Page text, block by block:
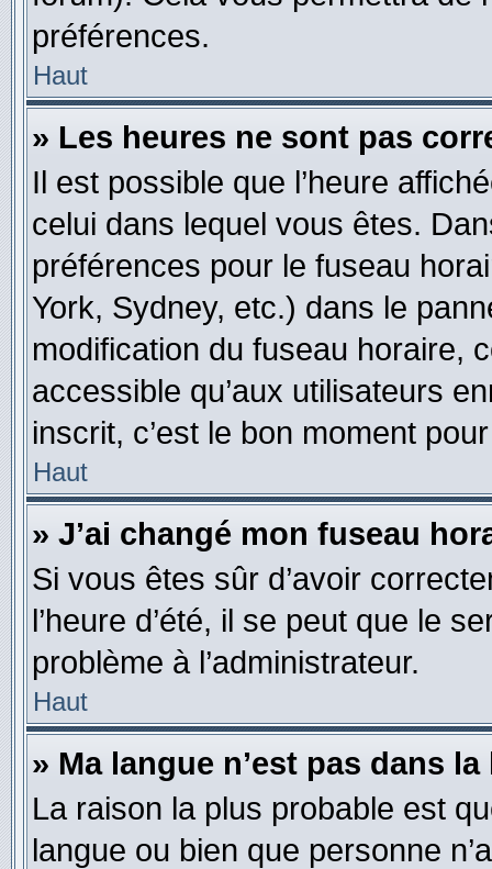
préférences.
Haut
» Les heures ne sont pas
Il est possible que l’heure
celui dans lequel vous êtes.
préférences pour le fuseau
York, Sydney, etc.) dans le
modification du fuseau horaire,
accessible qu’aux utilisateurs
inscrit, c’est le bon moment
Haut
» J’ai changé mon fuseau
Si vous êtes sûr d’avoir
l’heure d’été, il se peut que le
problème à l’administrateur.
Haut
» Ma langue n’est pas dans
La raison la plus probable est
langue ou bien que personne